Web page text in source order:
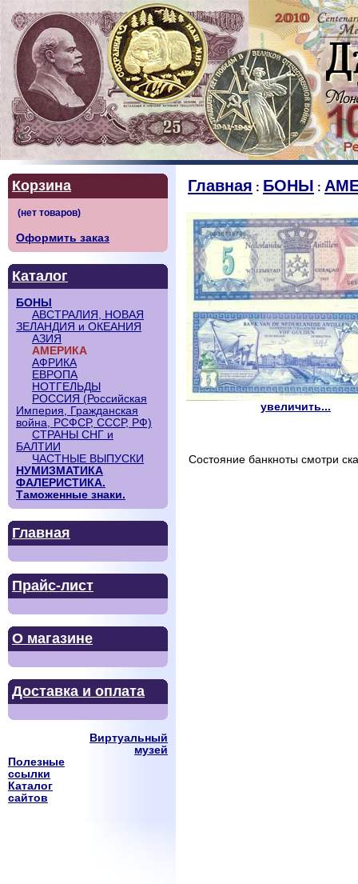
Корзина
Оформить заказ
Каталог
БОНЫ
АВСТРАЛИЯ, НОВАЯ
ЗЕЛАНДИЯ и ОКЕАНИЯ
АЗИЯ
АМЕРИКА
АФРИКА
ЕВРОПА
НОТГЕЛЬДЫ
РОССИЯ (Российская
Империя, Гражданская
война, РСФСР, СССР, РФ)
СТРАНЫ СНГ и
БАЛТИИ
ЧАСТНЫЕ ВЫПУСКИ
НУМИЗМАТИКА
ФАЛЕРИСТИКА.
Таможенные знаки.
Главная
Прайс-лист
О магазине
Доставка и оплата
Виртуальный
музей
Полезные
ссылки
Каталог
сайтов
Главная : БОНЫ :
увеличить...
Состояние банкноты смотри